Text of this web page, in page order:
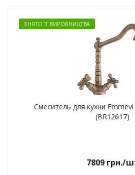
ЗНЯТО З ВИРОБНИЦТВА
Смеситель для кухни
(BR12617)
7809грн./